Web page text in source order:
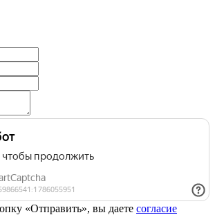
«Отправить», вы даете согласие